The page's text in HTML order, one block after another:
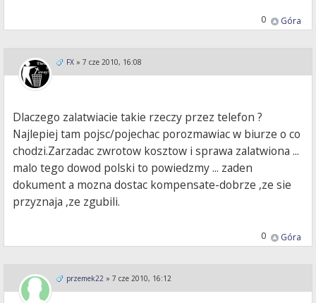
Góra
0
FX » 7 cze 2010, 16:08
Dlaczego zalatwiacie takie rzeczy przez telefon ?
Najlepiej tam pojsc/pojechac porozmawiac w biurze o co
chodzi.Zarzadac zwrotow kosztow i sprawa zalatwiona ...
malo tego dowod polski to powiedzmy ... zaden
dokument a mozna dostac kompensate-dobrze ,ze sie
przyznaja ,ze zgubili.
Góra
0
przemek22 » 7 cze 2010, 16:12